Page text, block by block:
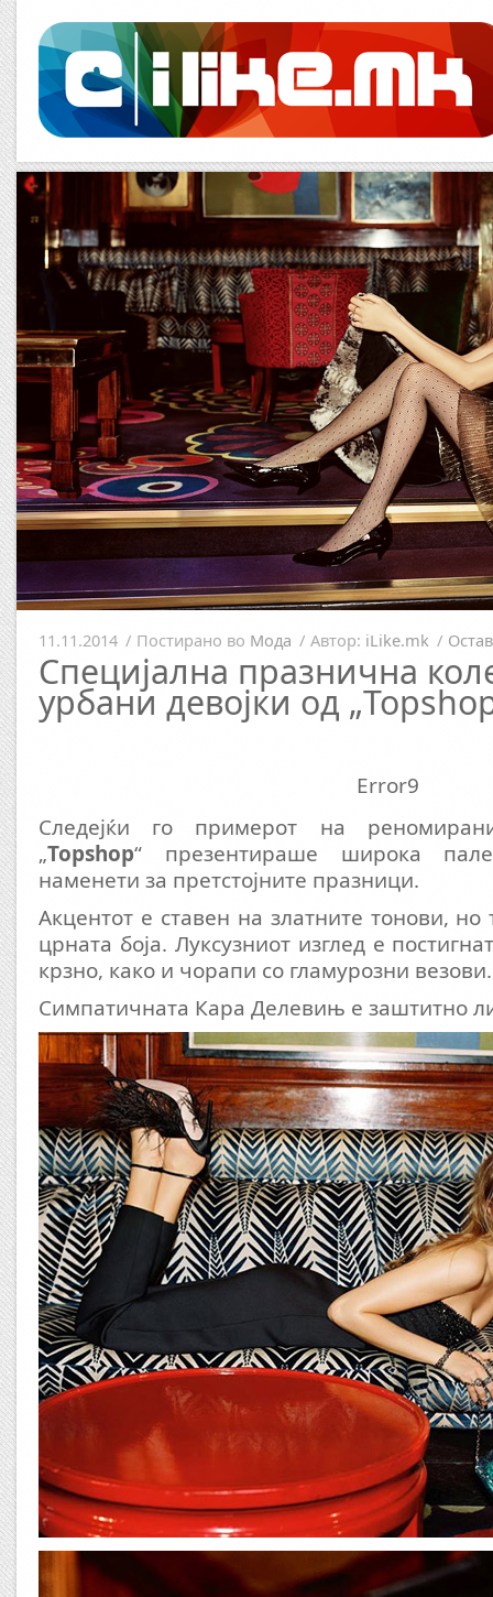
11.11.2014 / Постирано во Мода / Автор: iLike.mk /
Специјална празнична
урбани девојки од
Error9
Следејќи го примерот на
„Topshop“ презентираше широка
наменети за претстојните празници.
Акцентот е ставен на златните тонови, но
црната боја. Луксузниот изглед е
крзно, како и чорапи со гламурозни везови.
Симпатичната Кара Делевињ е заштитно